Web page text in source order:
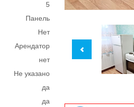
5
Панель
Нет
Арендатор
нет
Не указано
да
да